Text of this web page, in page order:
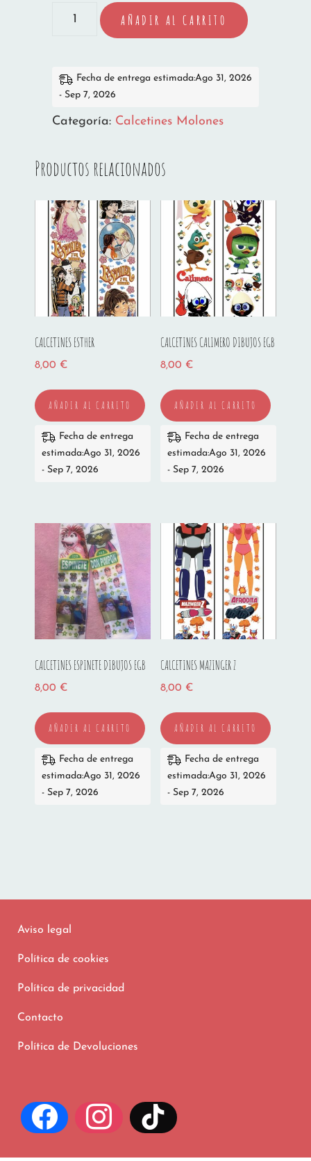
CALCETINES
NUCA
cantidad
AÑADIR AL CARRITO
Fecha de entrega estimada:Ago 31, 2026
- Sep 7, 2026
Categoría: Calcetines Molones
Productos relacionados
CALCETINES ESTHER
8,00 €
AÑADIR AL CARRITO
Fecha de entrega
estimada:Ago 31, 2026
- Sep 7, 2026
CALCETINES CALIMERO DIBUJOS EGB
8,00 €
AÑADIR AL CARRITO
Fecha de entrega
estimada:Ago 31, 2026
- Sep 7, 2026
CALCETINES ESPINETE DIBUJOS EGB
8,00 €
AÑADIR AL CARRITO
Fecha de entrega
estimada:Ago 31, 2026
- Sep 7, 2026
CALCETINES MAZINGER Z
8,00 €
AÑADIR AL CARRITO
Fecha de entrega
estimada:Ago 31, 2026
- Sep 7, 2026
Aviso legal
Política de cookies
Política de privacidad
Contacto
Política de Devoluciones